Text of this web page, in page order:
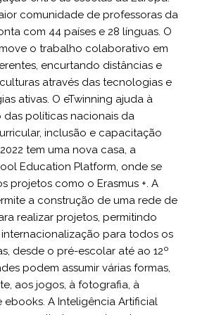
comunidade de professoras da
com 44 países e 28 línguas. O
o trabalho colaborativo em
encurtando distâncias e
através das tecnologias e
ativas. O eTwinning ajuda à
políticas nacionais da
inclusão e capacitação
tem uma nova casa, a
Education Platform, onde se
projetos como o Erasmus +. A
a construção de uma rede de
realizar projetos, permitindo
para todos os
desde o pré-escolar até ao 12º
podem assumir várias formas,
aos jogos, à fotografia, à
ebooks. A Inteligência Artificial